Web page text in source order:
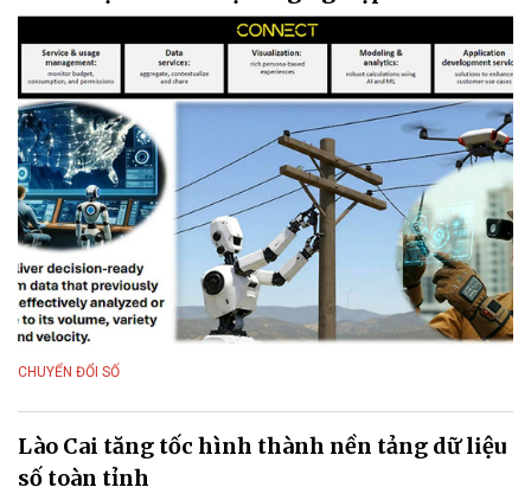
CHUYỂN ĐỔI SỐ
Lào Cai tăng tốc hình thành nền tảng dữ liệu
số toàn tỉnh